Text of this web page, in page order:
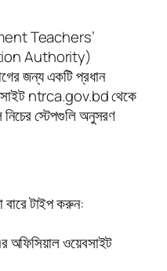
Teachers’
Authority)
জন্য একটি প্রধান
ntrca.gov.bd থেকে
স্টেপগুলি অনুসরণ
বারে টাইপ করুন:
অফিসিয়াল ওয়েবসাইট